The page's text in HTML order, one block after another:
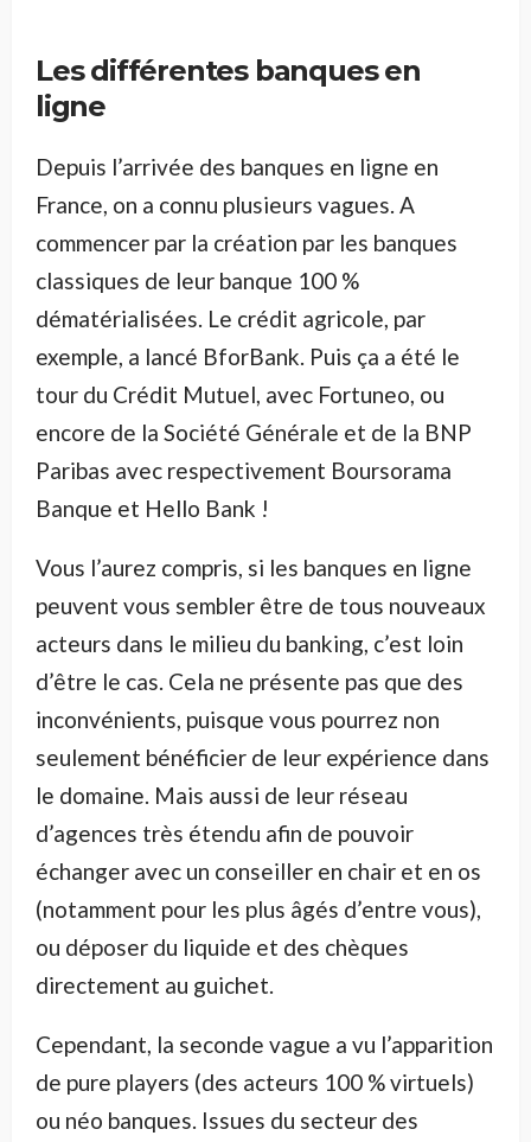
Les différentes banques en
ligne
Depuis l’arrivée des banques en ligne en
France, on a connu plusieurs vagues. A
commencer par la création par les banques
classiques de leur banque 100 %
dématérialisées. Le crédit agricole, par
exemple, a lancé BforBank. Puis ça a été le
tour du Crédit Mutuel, avec Fortuneo, ou
encore de la Société Générale et de la BNP
Paribas avec respectivement Boursorama
Banque et Hello Bank !
Vous l’aurez compris, si les banques en ligne
peuvent vous sembler être de tous nouveaux
acteurs dans le milieu du banking, c’est loin
d’être le cas. Cela ne présente pas que des
inconvénients, puisque vous pourrez non
seulement bénéficier de leur expérience dans
le domaine. Mais aussi de leur réseau
d’agences très étendu afin de pouvoir
échanger avec un conseiller en chair et en os
(notamment pour les plus âgés d’entre vous),
ou déposer du liquide et des chèques
directement au guichet.
Cependant, la seconde vague a vu l’apparition
de pure players (des acteurs 100 % virtuels)
ou néo banques. Issues du secteur des